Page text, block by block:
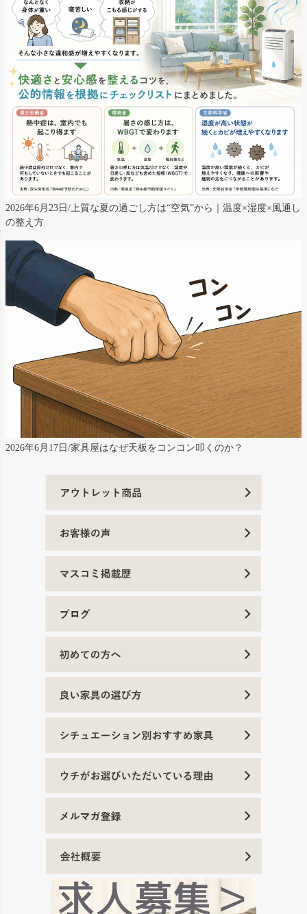
2026年6月23日/上質な夏の過ごし方は“空気”から｜温度×湿度×風通し
の整え方
2026年6月17日/家具屋はなぜ天板をコンコン叩くのか？